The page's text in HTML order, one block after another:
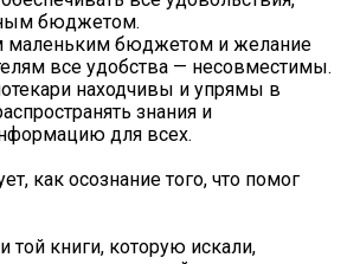
бюджетом.
маленьким бюджетом и желание
все удобства — несовместимы.
находчивы и упрямы в
знания и
для всех.
как осознание того, что помог
той книги, которую искали,